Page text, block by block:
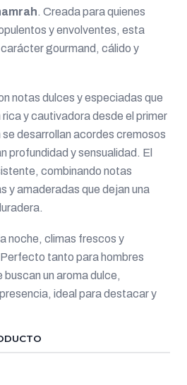
. Creada para quienes
y envolventes, esta
gourmand, cálido y
notas dulces y especiadas que
y cautivadora desde el primer
desarrollan acordes cremosos
profundidad y sensualidad. El
combinando notas
y amaderadas que dejan una
noche, climas frescos y
tanto para hombres
un aroma dulce,
ideal para destacar y